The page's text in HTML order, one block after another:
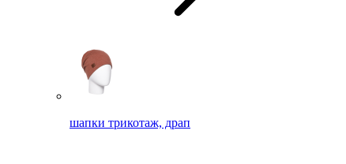
шапки трикотаж, драп